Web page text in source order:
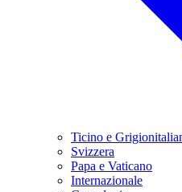
Ticino e
Svizzera
Papa e Vaticano
Internazionale